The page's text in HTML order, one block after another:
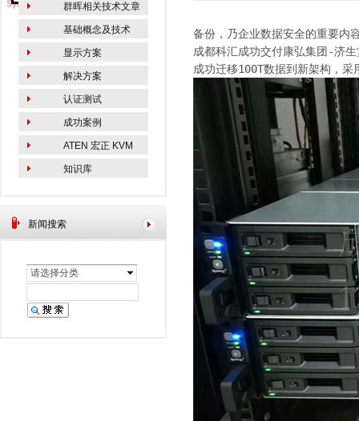
新闻搜索
请选择分类
群晖相关技术文章
基础概念及技术
显示方案
解决方案
认证测试
成功案例
ATEN 宏正 KVM
知识库
备份，乃企业数据安全的重要内
成都科汇成功交付康弘集团-济
成功迁移100T数据到新架构，采